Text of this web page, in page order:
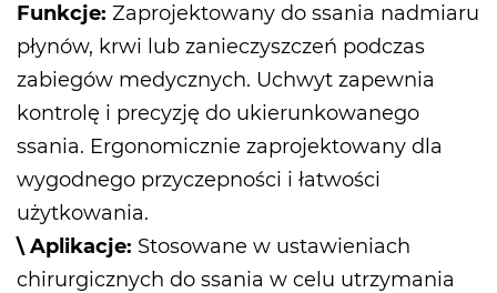
Funkcje: Zaprojektowany do ssania nadmiaru
płynów, krwi lub zanieczyszczeń podczas
zabiegów medycznych. Uchwyt zapewnia
kontrolę i precyzję do ukierunkowanego
ssania. Ergonomicznie zaprojektowany dla
wygodnego przyczepności i łatwości
użytkowania.
\ Aplikacje: Stosowane w ustawieniach
chirurgicznych do ssania w celu utrzymania